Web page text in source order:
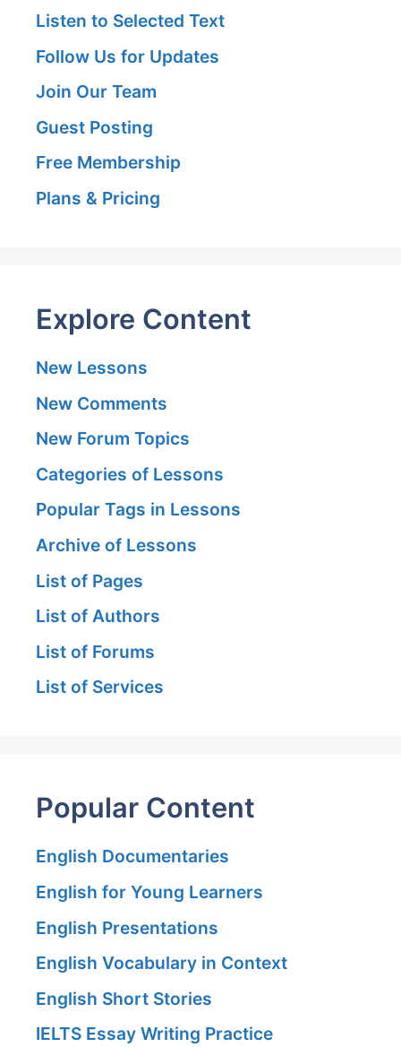
Listen to Selected Text
Follow Us for Updates
Join Our Team
Guest Posting
Free Membership
Plans & Pricing
Explore Content
New Lessons
New Comments
New Forum Topics
Categories of Lessons
Popular Tags in Lessons
Archive of Lessons
List of Pages
List of Authors
List of Forums
List of Services
Popular Content
English Documentaries
English for Young Learners
English Presentations
English Vocabulary in Context
English Short Stories
IELTS Essay Writing Practice